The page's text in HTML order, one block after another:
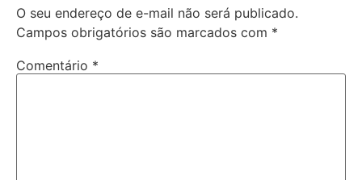
O seu endereço de e-mail não será publicado.
Campos obrigatórios são marcados com *
Comentário *